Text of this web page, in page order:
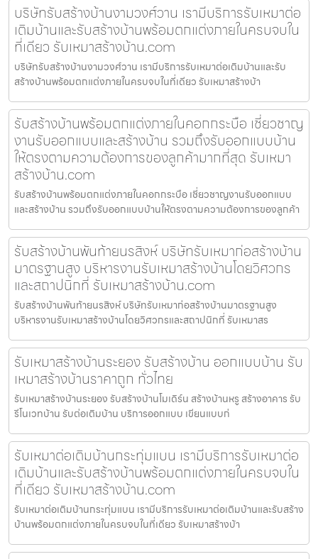
บริษัทรับสร้างบ้านงามวงศ์วาน เรามีบริการรับเหมาต่อ
เติมบ้านและรับสร้างบ้านพร้อมตกแต่งภายในครบจบใน
ที่เดียว รับเหมาสร้างบ้าน.com
บริษัทรับสร้างบ้านงามวงศ์วาน เรามีบริการรับเหมาต่อเติมบ้านและรับ
สร้างบ้านพร้อมตกแต่งภายในครบจบในที่เดียว รับเหมาสร้างบ้า
รับสร้างบ้านพร้อมตกแต่งภายในคอกกระบือ เชี่ยวชาญ
งานรับออกแบบและสร้างบ้าน รวมถึงรับออกแบบบ้าน
ให้ตรงตามความต้องการของลูกค้ามากที่สุด รับเหมา
สร้างบ้าน.com
รับสร้างบ้านพร้อมตกแต่งภายในคอกกระบือ เชี่ยวชาญงานรับออกแบบ
และสร้างบ้าน รวมถึงรับออกแบบบ้านให้ตรงตามความต้องการของลูกค้า
รับสร้างบ้านพันท้ายนรสิงห์ บริษัทรับเหมาก่อสร้างบ้าน
มาตรฐานสูง บริหารงานรับเหมาสร้างบ้านโดยวิศวกร
และสถาปนิกที่ รับเหมาสร้างบ้าน.com
รับสร้างบ้านพันท้ายนรสิงห์ บริษัทรับเหมาก่อสร้างบ้านมาตรฐานสูง
บริหารงานรับเหมาสร้างบ้านโดยวิศวกรและสถาปนิกที่ รับเหมาสร
รับเหมาสร้างบ้านระยอง รับสร้างบ้าน ออกแบบบ้าน รับ
เหมาสร้างบ้านราคาถูก ทั่วไทย
รับเหมาสร้างบ้านระยอง รับสร้างบ้านโมเดิร์น สร้างบ้านหรู สร้างอาคาร รับ
รีโนเวทบ้าน รับต่อเติมบ้าน บริการออกแบบ เขียนแบบก่
รับเหมาต่อเติมบ้านกระทุ่มแบน เรามีบริการรับเหมาต่อ
เติมบ้านและรับสร้างบ้านพร้อมตกแต่งภายในครบจบใน
ที่เดียว รับเหมาสร้างบ้าน.com
รับเหมาต่อเติมบ้านกระทุ่มแบน เรามีบริการรับเหมาต่อเติมบ้านและรับสร้าง
บ้านพร้อมตกแต่งภายในครบจบในที่เดียว รับเหมาสร้างบ้า